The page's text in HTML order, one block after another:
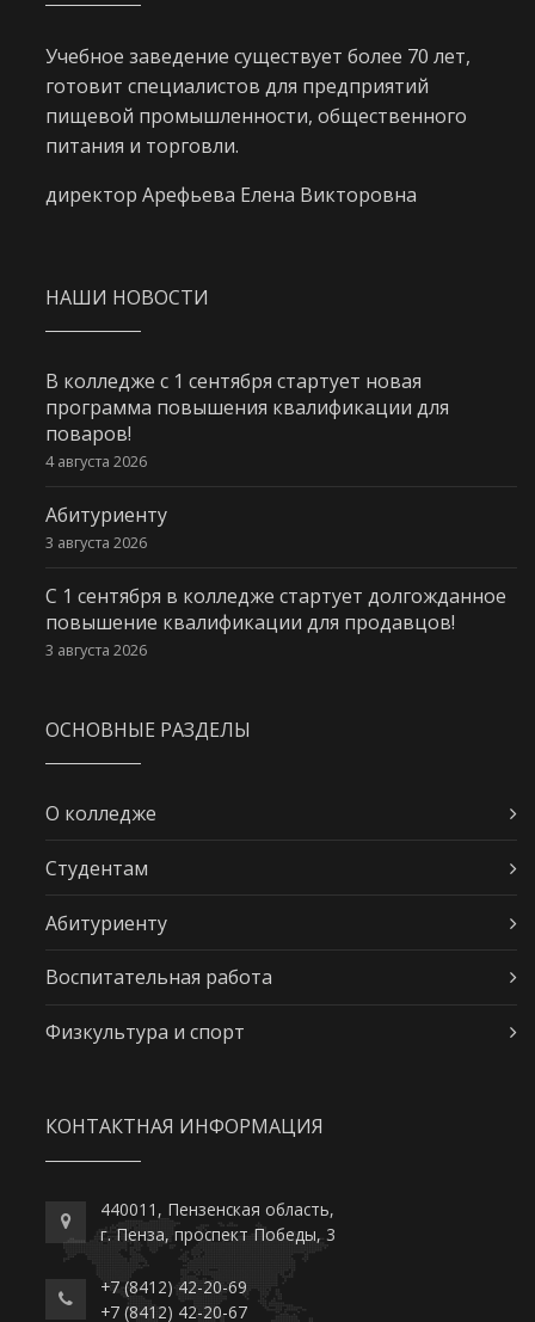
Учебное заведение существует более 70 лет,
готовит специалистов для предприятий
пищевой промышленности, общественного
питания и торговли.
директор Арефьева Елена Викторовна
НАШИ НОВОСТИ
В колледже с 1 сентября стартует новая
программа повышения квалификации для
поваров!
4 августа 2026
Абитуриенту
3 августа 2026
С 1 сентября в колледже стартует долгожданное
повышение квалификации для продавцов!
3 августа 2026
ОСНОВНЫЕ РАЗДЕЛЫ
О колледже
Студентам
Абитуриенту
Воспитательная работа
Физкультура и спорт
КОНТАКТНАЯ ИНФОРМАЦИЯ
440011, Пензенская область,
г. Пенза, проспект Победы, 3
+7 (8412) 42-20-69
+7 (8412) 42-20-67